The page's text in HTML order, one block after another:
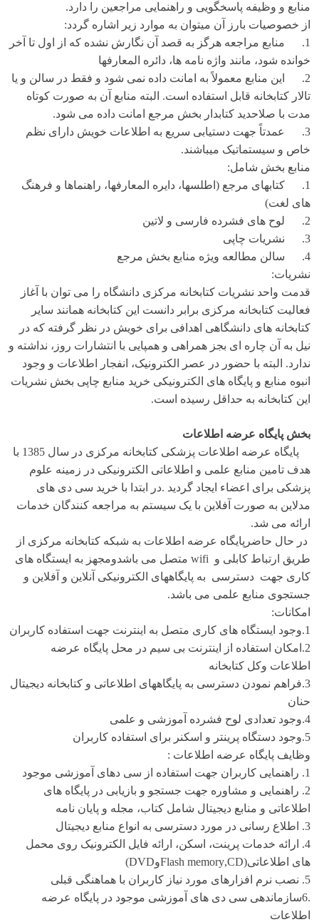
منابع و وظیفه پاسخگویی و راهنمایی مراجعین را دارد.
از خصوصیات بارز آن میتوان به موارد زیر اشاره گردد:
1. منابع مراجعه هرگز به قصد آن نگارش نشده که از اول تا آخر
خوانده شود، مانند واژه نامه ها، دائره المعارفها
2. این منابع معمولاً‌ به امانت داده نمی شود و فقط در سالن و یا
تالار کتابخانه قابل استفاده است. البته منابع آن به صورت کوتاه
مدت با صلاحدید کتابدار بخش مرجع امانت داده می شود.
3. عمدتاً‌ جهت دستیابی سریع به اطلاعات خویش دارای نظم
خاص و سیستماتیک میباشند.
منابع بخش شامل:
1. کتابهای مرجع (اطلسها، دایره المعارفها، راهنماها و فرهنگ
های لغت)
2. لوح های فشرده فارسی و لاتین
3. نشریات چاپی
4. سالن مطالعه ویژه منابع بخش مرجع
نشریات:
قدمت واحد نشریات کتابخانه مرکزی دانشگاه را می توان با آغاز
فعالیت کتابخانه مرکزی برابر دانست این کتابخانه همانند سایر
کتابخانه های دانشگاهی اهدافی برای خویش در نظر گرفته که در
نیل به آن چاره ای بجز همراهی و همپایی با انتشارات روز، نداشته و
ندارد. البته با حضور در عصر الکترونیک، انفجار اطلاعات و وجود
انبوه منابع و پایگاه های الکترونیکی خرید منابع چاپی بخش نشریات
این کتابخانه به حداقل رسیده است.
بخش پایگاه عرضه اطلاعات
پایگاه عرضه اطلاعات پزشکی کتابخانه مرکزی در سال 1385 با
هدف تامین منابع علمی و اطلاعاتی الکترونیکی در زمینه علوم
پزشکی برای اعضاء ایجاد گردید .در ابتدا با خرید سی دی های
مدلاین به صورت آفلاین با یک سیستم به مراجعه کنندگان خدمات
ارائه می شد.
در حال حاضرپایگاه عرضه اطلاعات به شبکه کتابخانه مرکزی از
طریق ارتباط کابلی و wifi متصل می باشدومجهز به ایستگاه های
کاری جهت دسترسی به پایگاههای الکترونیکی آنلاین و آفلاین و
جستجوی منابع علمی می باشد.
امکانات:
1.وجود ایستگاه های کاری متصل به اینترنت جهت استفاده کاربران
2.امکان استفاده از اینترنت بی سیم در محل پایگاه عرضه
اطلاعات وکل کتابخانه
3.فراهم نمودن دسترسی به پایگاههای اطلاعاتی و کتابخانه دیجیتال
حنان
4.وجود تعدادی لوح فشرده آموزشی و علمی
5.وجود دستگاه پرینتر و اسکنر برای استفاده کاربران
وظایف پایگاه عرضه اطلاعات :
1. راهنمایی کاربران جهت استفاده از سی دهای آموزشی موجود
2. راهنمایی و مشاوره جهت جستجو و بازیابی در پایگاه های
اطلاعاتی و منابع دیجیتال شامل کتاب، مجله و پایان نامه
3. اطلاع رسانی در مورد دسترسی به انواع منابع دیجیتال
4. ارائه خدمات پرینت، اسکن، ارائه فایل الکترونیک روی محمل
های اطلاعاتی(CD
,
Flash memoryوDVD
)
5. نصب نرم افزارهای مورد نیاز کاربران با هماهنگی قبلی
6.سازماندهی سی دی های آموزشی موجود در پایگاه عرضه
اطلاعات